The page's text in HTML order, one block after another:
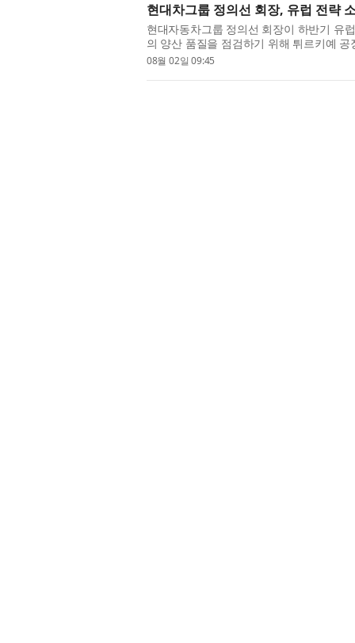
현대차그룹 정의선 회장, 유럽 전략
현대자동차그룹 정의선 회장이 하반기 유
의 양산 품질을 점검하기 위해 튀르키예
이스탄불 인근 항구도시 이즈미트에 위치
08월 02일 09:45